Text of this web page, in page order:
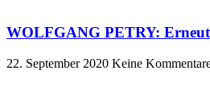
WOLFGANG PETRY:
22. September 2020 Keine